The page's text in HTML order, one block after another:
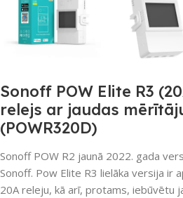
Sonoff POW Elite R3
relejs ar jaudas
(POWR320D)
Sonoff POW R2 jaunā 2022. gada
Sonoff. Pow Elite R3 lielāka versija ir
20A releju, kā arī, protams, iebūvētu